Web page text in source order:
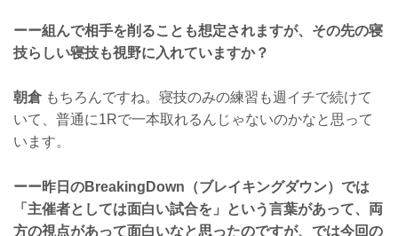
ーー組んで相手を削ることも想定されますが、その先の寝
技らしい寝技も視野に入れていますか？
朝倉もちろんですね。寝技のみの練習も週イチで続けて
いて、普通に1Rで一本取れるんじゃないのかなと思って
います。
ーー昨日のBreakingDown（ブレイキングダウン）では
「主催者としては面白い試合を」という言葉があって、両
方の視点があって面白いなと思ったのですが、では今回の